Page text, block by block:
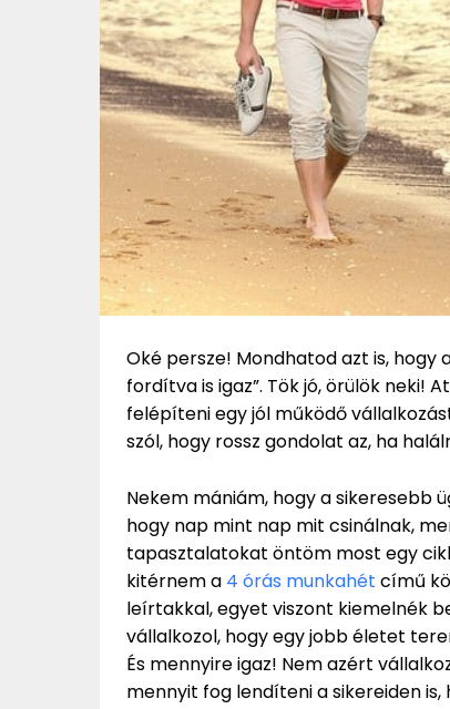
Oké persze! Mondhatod azt is, hogy
fordítva is igaz”. Tök jó, örülök neki!
felépíteni egy jól működő
szól, hogy rossz gondolat az, ha
Nekem mániám, hogy a sikeresebb
hogy nap mint nap mit csinálnak,
tapasztalatokat öntöm most egy
kitérnem a 4 órás munkahét című
leírtakkal, egyet viszont kiemelnék
vállalkozol, hogy egy jobb életet
És mennyire igaz! Nem azért
mennyit fog lendíteni a sikereiden